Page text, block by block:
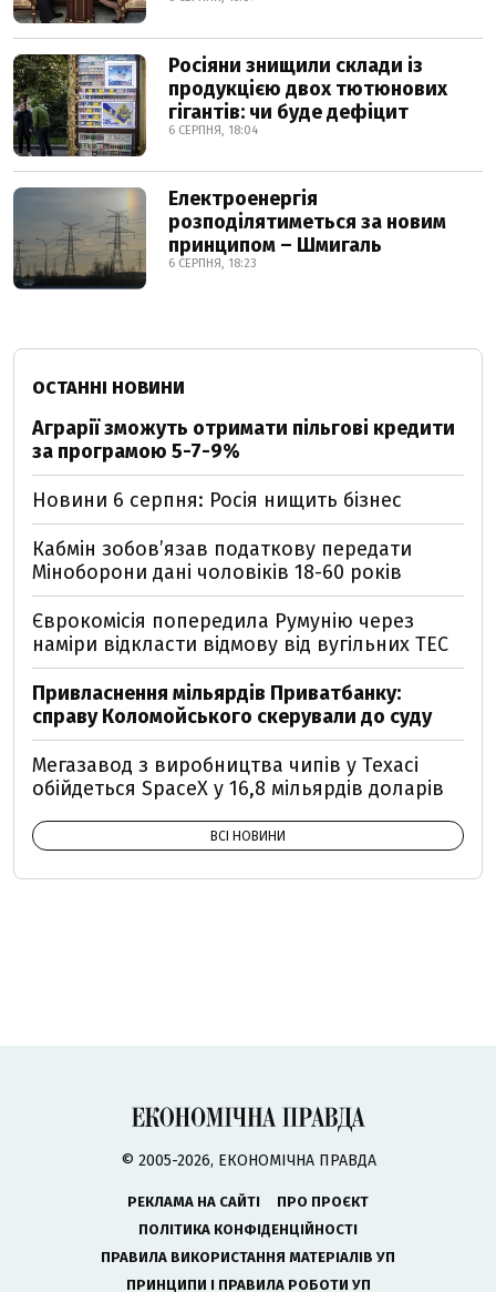
Росіяни знищили склади із
продукцією двох тютюнових
гігантів: чи буде дефіцит
6 СЕРПНЯ, 18:04
Електроенергія
розподілятиметься за новим
принципом – Шмигаль
6 СЕРПНЯ, 18:23
ОСТАННІ НОВИНИ
Аграрії зможуть отримати пільгові кредити
за програмою 5-7-9%
Новини 6 серпня: Росія нищить бізнес
Кабмін зобовʼязав податкову передати
Міноборони дані чоловіків 18-60 років
Єврокомісія попередила Румунію через
наміри відкласти відмову від вугільних ТЕС
Привласнення мільярдів Приватбанку:
справу Коломойського скерували до суду
Мегазавод з виробництва чипів у Техасі
обійдеться SpaceX у 16,8 мільярдів доларів
ВСІ НОВИНИ
© 2005-2026, ЕКОНОМІЧНА ПРАВДА
РЕКЛАМА НА САЙТІ
ПРО ПРОЄКТ
ПОЛІТИКА КОНФІДЕНЦІЙНОСТІ
ПРАВИЛА ВИКОРИСТАННЯ МАТЕРІАЛІВ УП
ПРИНЦИПИ І ПРАВИЛА РОБОТИ УП